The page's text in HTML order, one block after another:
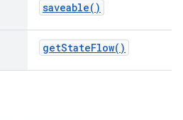
saveable()
getStateFlow()